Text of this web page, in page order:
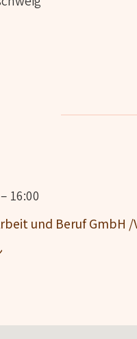
– 16:00
und Beruf GmbH